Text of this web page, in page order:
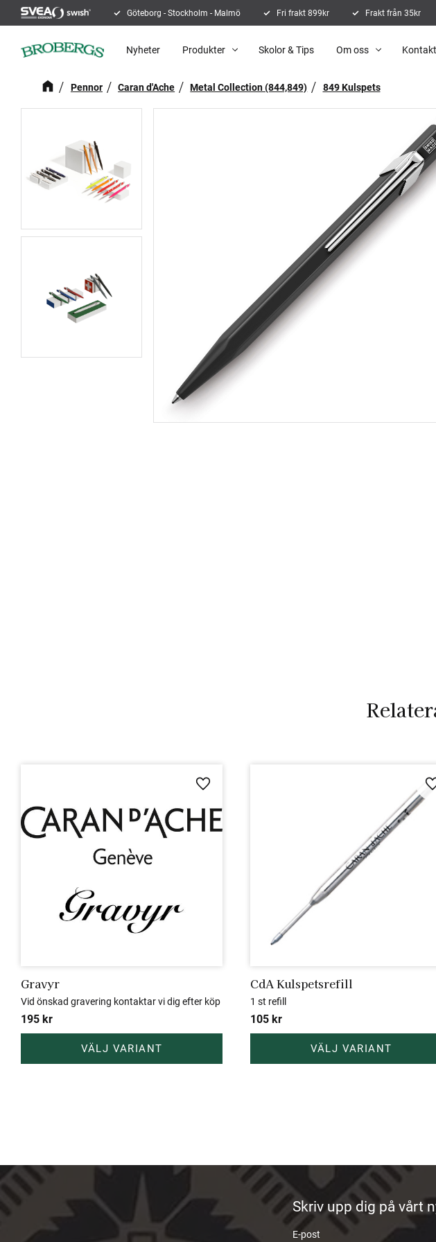
Göteborg - Stockholm - Malmö Fri frakt 899kr Frakt från 35kr
Nyheter Produkter Skolor & Tips Om oss Kontakt
Pennor Caran d'Ache Metal Collection (844,849) 849 Kulspets
Gravyr
Vid önskad gravering kontaktar vi dig efter köp
195 kr
Lägg till i favoriter
CdA Kulspetsrefill
1 st refill
105 kr
Skriv upp dig på vårt
E-post